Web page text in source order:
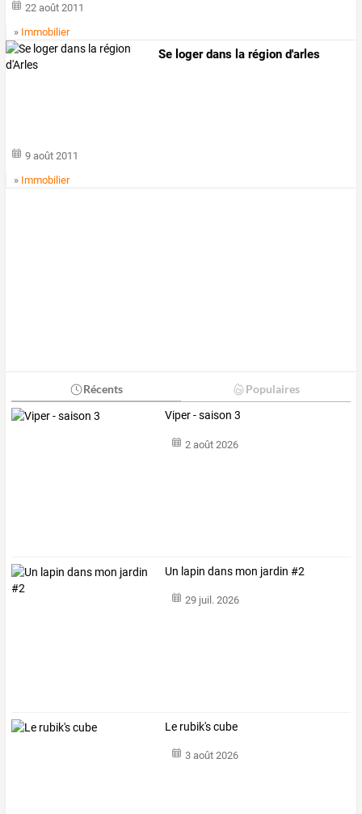
22 août 2011
» Immobilier
Se loger dans la région d'arles
9 août 2011
» Immobilier
Récents Populaires
Viper - saison 3
2 août 2026
Un lapin dans mon jardin #2
29 juil. 2026
Le rubik's cube
3 août 2026